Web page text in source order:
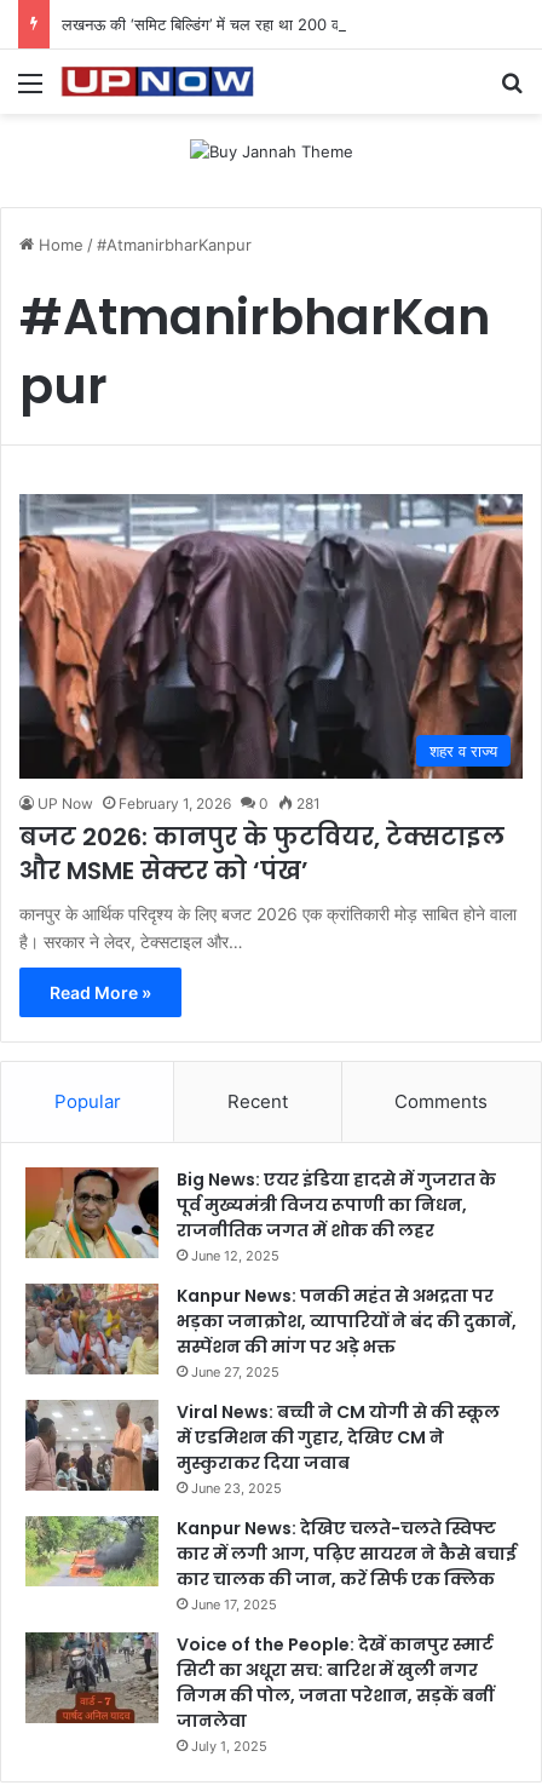
Menu
Home /#AtmanirbharKanpur
#AtmanirbharKan
pur
शहर व राज्य
UP Now February 1, 2026 0 281
बजट 2026: कानपुर के फुटवियर, टेक्सटाइल
और MSME सेक्टर को ‘पंख’
कानपुर के आर्थिक परिदृश्य के लिए बजट 2026 एक क्रांतिकारी मोड़ साबित होने वाला
है। सरकार ने लेदर, टेक्सटाइल और…
Read More »
Popular Recent Comments
Big News: एयर इंडिया हादसे में गुजरात के
पूर्व मुख्यमंत्री विजय रूपाणी का निधन,
राजनीतिक जगत में शोक की लहर
June 12, 2025
Kanpur News: पनकी महंत से अभद्रता पर
भड़का जनाक्रोश, व्यापारियों ने बंद की दुकानें,
सस्पेंशन की मांग पर अड़े भक्त
June 27, 2025
Viral News: बच्ची ने CM योगी से की स्कूल
में एडमिशन की गुहार, देखिए CM ने
मुस्कुराकर दिया जवाब
June 23, 2025
Kanpur News: देखिए चलते-चलते स्विफ्ट
कार में लगी आग, पढ़िए सायरन ने कैसे बचाई
कार चालक की जान, करें सिर्फ एक क्लिक
June 17, 2025
Voice of the People: देखें कानपुर स्मार्ट
सिटी का अधूरा सच: बारिश में खुली नगर
निगम की पोल, जनता परेशान, सड़कें बनीं
जानलेवा
July 1, 2025